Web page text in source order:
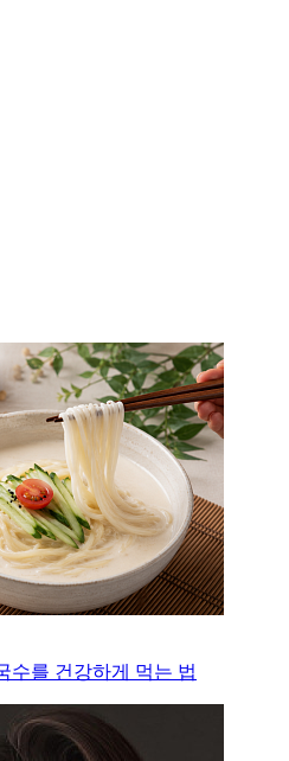
수를 건강하게 먹는 법